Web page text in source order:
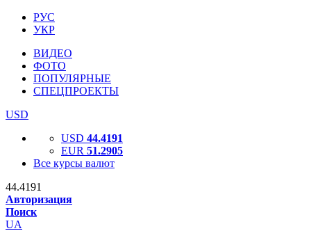
РУС
УКР
ВИДЕО
ФОТО
ПОПУЛЯРНЫЕ
СПЕЦПРОЕКТЫ
USD
USD 44.4191
EUR 51.2905
Все курсы валют
44.4191
Авторизация
Поиск
UA